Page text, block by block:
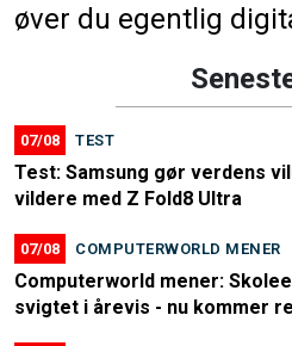
øver du egentlig
07/08 TEST
Test: Samsung gør verdens
vildere med Z Fold8 Ultra
07/08 COMPUTERWORLD MENER
Computerworld mener:
svigtet i årevis - nu kommer